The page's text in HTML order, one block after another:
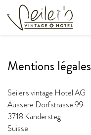
Mentions légales
Seiler's vintage Hotel AG
Äussere Dorfstrasse 99
3718 Kandersteg
Suisse